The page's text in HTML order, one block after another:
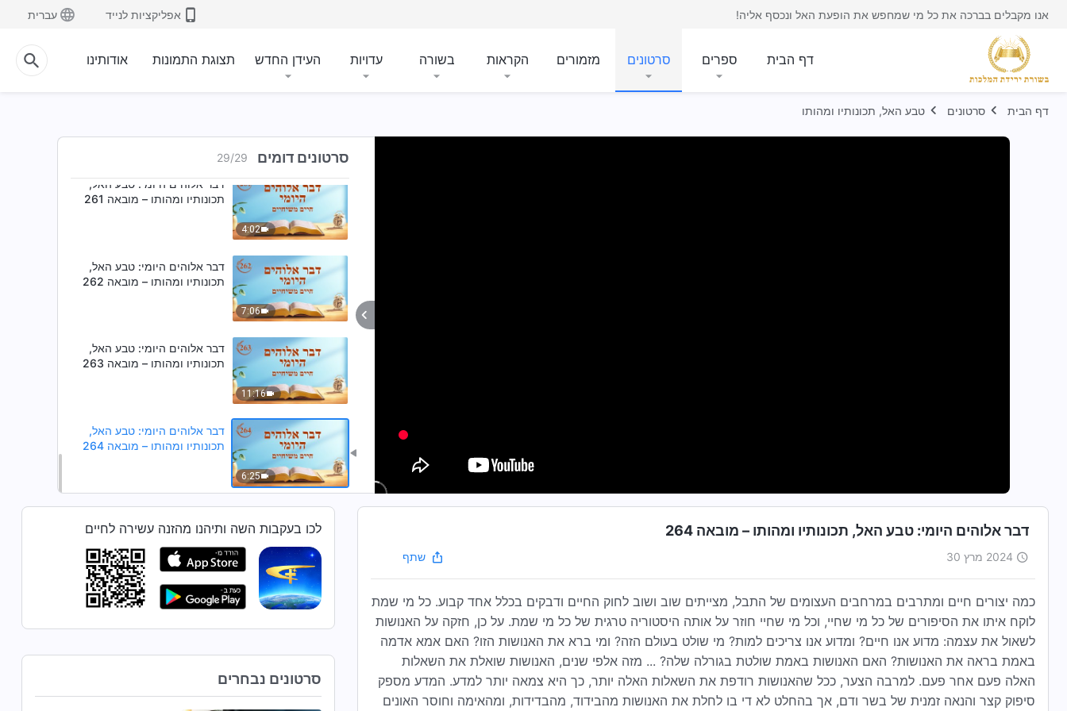
אנו מקבלים בברכה את כל מי שמחפש את הופעת האל ונכסף אליה! אפליקציות לנייד עברית
דף הבית ספרים סרטונים מזמורים הקראות בשורה עדויות העידן החדש תצוגת התמונות אודותינו
דף הבית סרטונים טבע האל, תכונותיו ומהותו
סרטונים דומים 29/29
4:08
דבר אלוהים היומי: טבע האל,
4:02
דבר אלוהים היומי: טבע האל,
תכונותיו ומהותו – מובאה 261
7:06
דבר אלוהים היומי: טבע האל,
תכונותיו ומהותו – מובאה 262
11:16
דבר אלוהים היומי: טבע האל,
תכונותיו ומהותו – מובאה 263
6:25
דבר אלוהים היומי: טבע האל,
תכונותיו ומהותו – מובאה 264
דבר אלוהים היומי: טבע האל, תכונותיו ומהותו – מובאה 264
2024 מרץ 30 שתף
כמה יצורים חיים ומתרבים במרחבים העצומים של התבל, מצייתים שוב ושוב לחוק החיים ודבקים בכלל אחד קבוע. כל מי שמת
לוקח איתו את הסיפורים של כל מי שחיי, וכל מי שחיי חוזר על אותה היסטוריה טרגית של כל מי שמת. על כן, חזקה על האנושות
לשאול את עצמה: מדוע אנו חיים? ומדוע אנו צריכים למות? מי שולט בעולם הזה? ומי ברא את האנושות הזו? האם אמא אדמה
באמת בראה את האנושות? האם האנושות באמת שולטת בגורלה שלה? ... מזה אלפי שנים, האנושות שואלת את השאלות
האלה פעם אחר פעם. למרבה הצער, ככל שהאנושות רודפת את השאלות האלה יותר, כך היא צמאה יותר למדע. המדע מספק
סיפוק קצר והנאה זמנית של בשר ודם, אך בהחלט לא די בו לחלת את האנושות מהבידוד, מהבדידות, ומהאימה וחוסר האונים
לכו בעקבות השה ותיהנו מהזנה עשירה לחיים
סרטונים נבחרים